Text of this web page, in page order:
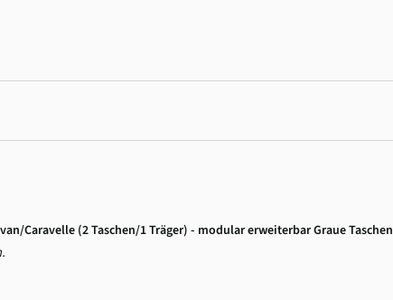
Caravelle (2 Taschen/1 Träger) - modular erweiterbar Graue Taschen